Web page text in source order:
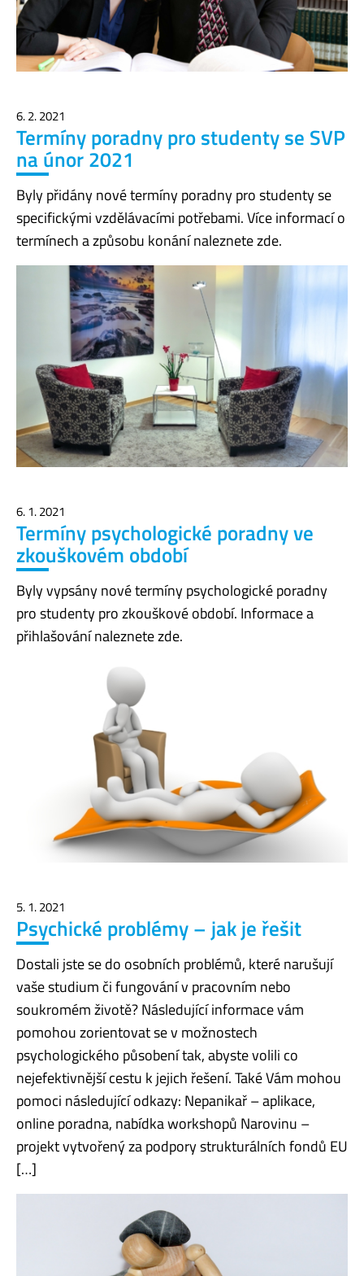
6. 2. 2021
Termíny poradny pro studenty se SVP
na únor 2021
Byly přidány nové termíny poradny pro studenty se
specifickými vzdělávacími potřebami. Více informací o
termínech a způsobu konání naleznete zde.
6. 1. 2021
Termíny psychologické poradny ve
zkouškovém období
Byly vypsány nové termíny psychologické poradny
pro studenty pro zkouškové období. Informace a
přihlašování naleznete zde.
5. 1. 2021
Psychické problémy – jak je řešit
Dostali jste se do osobních problémů, které narušují
vaše studium či fungování v pracovním nebo
soukromém životě? Následující informace vám
pomohou zorientovat se v možnostech
psychologického působení tak, abyste volili co
nejefektivnější cestu k jejich řešení. Také Vám mohou
pomoci následující odkazy: Nepanikař – aplikace,
online poradna, nabídka workshopů Narovinu –
projekt vytvořený za podpory strukturálních fondů EU
[…]